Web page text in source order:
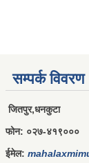
सम्पर्क विवरण
जितपुर,धनकुटा
फोन: ०२७-४१९०००
ईमेल: